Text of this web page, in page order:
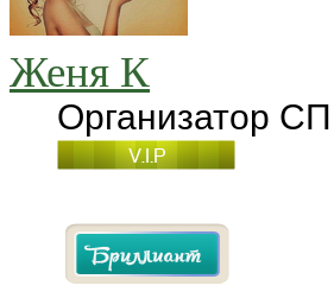
Женя К
Организатор СП